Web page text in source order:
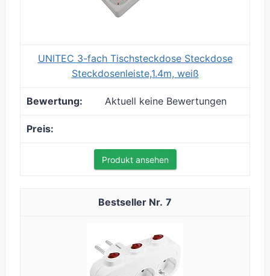
UNITEC 3-fach Tischsteckdose Steckdose
Steckdosenleiste,1.4m, weiß
Aktuell keine Bewertungen
Produkt ansehen
7